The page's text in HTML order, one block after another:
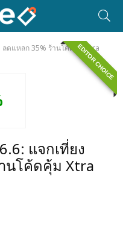
ดแหลก 35% ร้านโค้ดคุ้ม Xtra
EDITOR CHOICE
แจกเที่ยง
นโค้ดคุ้ม Xtra